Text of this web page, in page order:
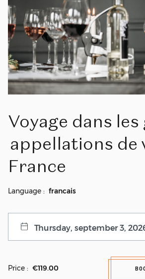
Voyage dans les
appellations de
France
Language : francais
Price : €119.00